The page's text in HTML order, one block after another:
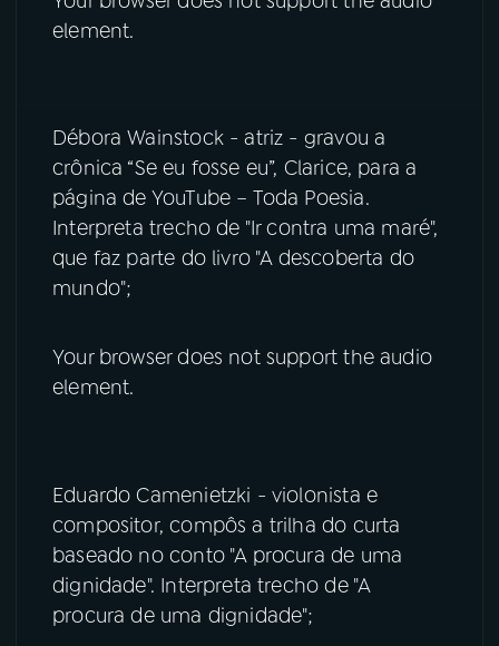
element.
Débora Wainstock - atriz - gravou a
crônica “Se eu fosse eu”, Clarice, para a
página de YouTube – Toda Poesia.
Interpreta trecho de "Ir contra uma maré",
que faz parte do livro "A descoberta do
mundo";
Your browser does not support the audio
element.
Eduardo Camenietzki - violonista e
compositor, compôs a trilha do curta
baseado no conto "A procura de uma
dignidade". Interpreta trecho de "A
procura de uma dignidade";